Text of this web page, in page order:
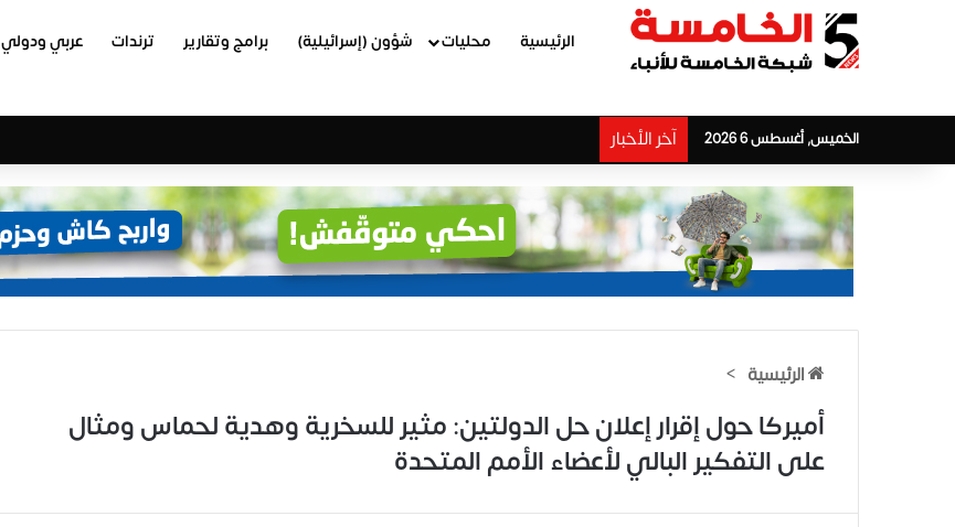
الرئيسية محليات شؤون (إسرائيلية) برامج وتقارير ترندات عربي ودولي
الخميس, أغسطس 6 2026 آخر الأخبار
الرئيسية >
أميركا حول إقرار إعلان حل الدولتين: مثير للسخرية وهدية لحماس ومثال
على التفكير البالي لأعضاء الأمم المتحدة